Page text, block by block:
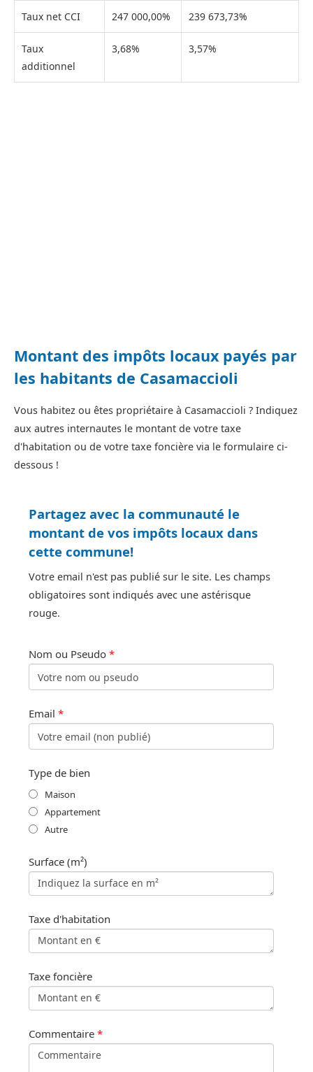
Taux net CCI 247 000,00% 239 673,73%
Taux
additionnel
3,68% 3,57%
Montant des impôts locaux payés par
les habitants de Casamaccioli
Vous habitez ou êtes propriétaire à Casamaccioli ? Indiquez
aux autres internautes le montant de votre taxe
d'habitation ou de votre taxe foncière via le formulaire ci-
dessous !
Partagez avec la communauté le
montant de vos impôts locaux dans
cette commune!
Votre email n'est pas publié sur le site. Les champs
obligatoires sont indiqués avec une astérisque
rouge.
Nom ou Pseudo *
Email *
Type de bien
Maison
Appartement
Autre
Surface (m²)
Taxe d'habitation
Taxe foncière
Commentaire *